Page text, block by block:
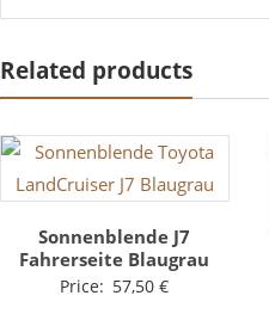
Related products
Sonnenblende J7
Fahrerseite Blaugrau
Price: 57,50€